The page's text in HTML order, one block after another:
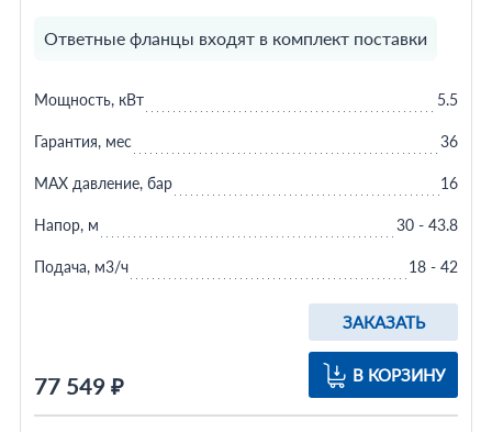
Ответные фланцы входят в комплект поставки
77 549 ₽
ЗАКАЗАТЬ
В КОРЗИНУ
Мощность, кВт 5.5
Гарантия, мес 36
MAX давление, бар 16
Напор, м 30 - 43.8
Подача, м3/ч 18 - 42